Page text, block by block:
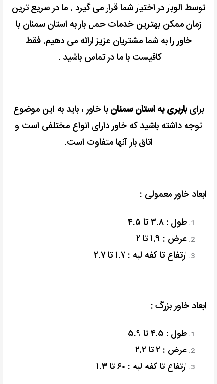
توسط الوبار در اختیار شما قرار می گیرد . ما در سریع ترین
زمان ممکن بهترین خدمات حمل بار به استان سمنان با
خاور را به شما مشتریان عزیز ارائه می دهیم. فقط
کافیست با ما در تماس باشید .
برایباربری به استان سمنان با خاور ، باید به این موضوع
توجه داشته باشید که خاور دارای انواع مختلفی است و
اتاق بار آنها متفاوت است.
ابعاد خاور معمولی :
طول : ۳.۸ تا ۴.۵
عرض : ۱.۹ تا ۲
ارتفاع تا کفه لبه : ۱.۷ تا ۲.۷
ابعاد خاور بزرگ :
طول : ۴.۵ تا ۵.۹
عرض : ۲ تا ۲.۲
ارتفاع تا کفه لبه : ۶۰ تا ۱.۳